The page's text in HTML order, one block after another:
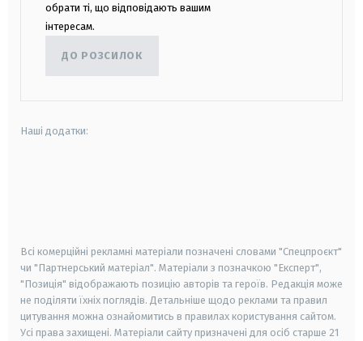
обрати ті, що відповідають вашим
інтересам.
ДО РОЗСИЛОК
Наші додатки:
Всі комерційні рекламні матеріали позначені словами "Спецпроєкт"
чи "Партнерський матеріал". Матеріали з позначкою "Експерт",
"Позиція" відображають позицію авторів та героїв. Редакція може
не поділяти їхніх поглядів. Детальніше щодо реклами та правил
цитування можна ознайомитись в правилах користування сайтом.
Усі права захищені. Матеріали сайту призначені для осіб старше 21